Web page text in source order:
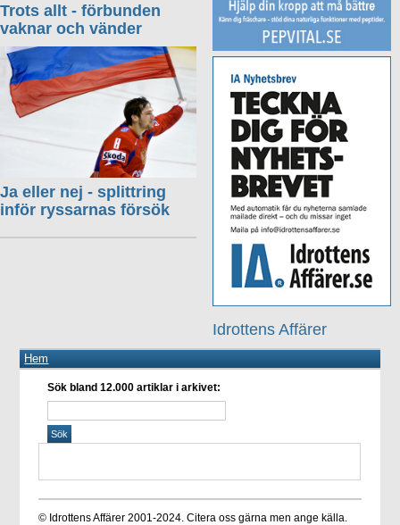
Idrottens Affärer
Trots allt - förbunden
vaknar och vänder
Ja eller nej - splittring
inför ryssarnas försök
Hem
Sök bland 12.000 artiklar i arkivet:
© Idrottens Affärer 2001-2024. Citera oss gärna men ange källa.